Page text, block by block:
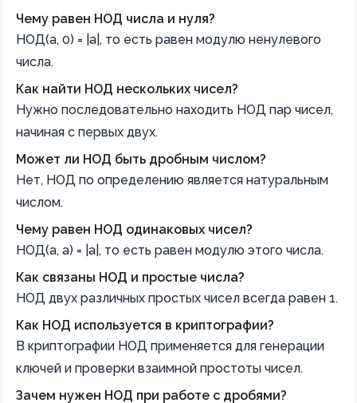
Чему равен НОД числа и нуля?
НОД(a, 0) = |a|, то есть равен модулю ненулевого
числа.
Как найти НОД нескольких чисел?
Нужно последовательно находить НОД пар чисел,
начиная с первых двух.
Может ли НОД быть дробным числом?
Нет, НОД по определению является натуральным
числом.
Чему равен НОД одинаковых чисел?
НОД(a, a) = |a|, то есть равен модулю этого числа.
Как связаны НОД и простые числа?
НОД двух различных простых чисел всегда равен 1.
Как НОД используется в криптографии?
В криптографии НОД применяется для генерации
ключей и проверки взаимной простоты чисел.
Зачем нужен НОД при работе с дробями?